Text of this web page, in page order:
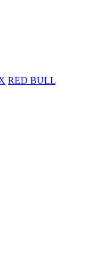
RED BULL